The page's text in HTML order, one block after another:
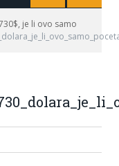
je li ovo samo